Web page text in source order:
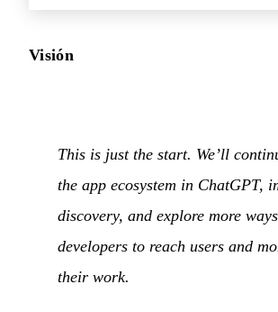
Visión
This is just the start. We’ll
the app ecosystem in ChatGPT,
discovery, and explore more
developers to reach users and
their work.